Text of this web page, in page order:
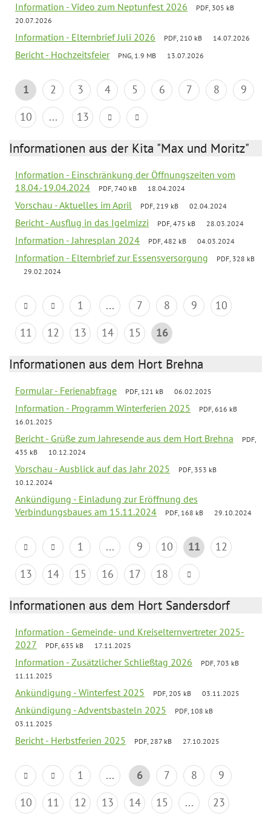
Information - Video zum Neptunfest 2026
PDF, 305 kB
20.07.2026
Information - Elternbrief Juli 2026 PDF, 210 kB 14.07.2026
Bericht - Hochzeitsfeier PNG, 1.9 MB 13.07.2026
1 2 3 4 5 6 7 8
9
10
... 13
Informationen aus der Kita "Max und Moritz"
Information - Einschränkung der Öffnungszeiten vom
18.04.-19.04.2024
PDF, 740 kB 18.04.2024
Vorschau - Aktuelles im April PDF, 219 kB 02.04.2024
Bericht - Ausflug in das Igelmizzi PDF, 475 kB 28.03.2024
Information - Jahresplan 2024 PDF, 482 kB 04.03.2024
Information - Elternbrief zur Essensversorgung
PDF, 328 kB
29.02.2024
1 ... 7 8 9
10
11
12 13 14 15 16
Informationen aus dem Hort Brehna
Formular - Ferienabfrage PDF, 121 kB 06.02.2025
Information - Programm Winterferien 2025
PDF, 616 kB
16.01.2025
Bericht - Grüße zum Jahresende aus dem Hort Brehna
PDF,
435 kB
10.12.2024
Vorschau - Ausblick auf das Jahr 2025
PDF, 353 kB
10.12.2024
Ankündigung - Einladung zur Eröffnung des
Verbindungsbaues am 15.11.2024
PDF, 168 kB 29.10.2024
1 ... 9 10 11
12
13
14 15 16 17 18
Informationen aus dem Hort Sandersdorf
Information - Gemeinde- und Kreiselternvertreter 2025-
2027
PDF, 635 kB 17.11.2025
Information - Zusätzlicher Schließtag 2026
PDF, 703 kB
11.11.2025
Ankündigung - Winterfest 2025 PDF, 205 kB 03.11.2025
Ankündigung - Adventsbasteln 2025
PDF, 108 kB
03.11.2025
Bericht - Herbstferien 2025 PDF, 287 kB 27.10.2025
1 ... 6 7 8
9
10
11 12 13 14 15 ... 23